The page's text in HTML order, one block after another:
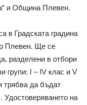
и Община Плевен.
в Градската градина
Плевен. Ще се
разделени в отбори
групи: I – IV клас и V
трябва да бъдат
Удостоверяването на